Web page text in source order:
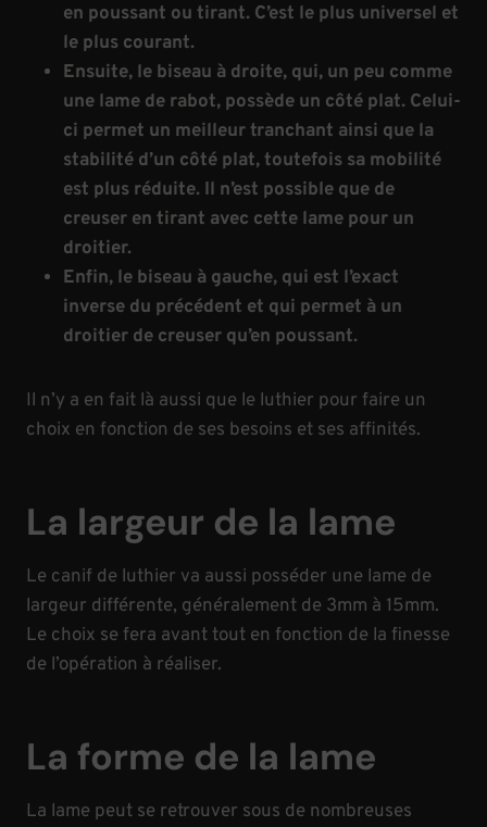
en poussant ou tirant. C’est le plus universel et
le plus courant.
Ensuite, le biseau à droite, qui, un peu comme
une lame de rabot, possède un côté plat. Celui-
ci permet un meilleur tranchant ainsi que la
stabilité d’un côté plat, toutefois sa mobilité
est plus réduite. Il n’est possible que de
creuser en tirant avec cette lame pour un
droitier.
Enfin, le biseau à gauche, qui est l’exact
inverse du précédent et qui permet à un
droitier de creuser qu’en poussant.
Il n’y a en fait là aussi que le luthier pour faire un
choix en fonction de ses besoins et ses affinités.
La largeur de la lame
Le canif de luthier va aussi posséder une lame de
largeur différente, généralement de 3mm à 15mm.
Le choix se fera avant tout en fonction de la finesse
de l’opération à réaliser.
La forme de la lame
La lame peut se retrouver sous de nombreuses